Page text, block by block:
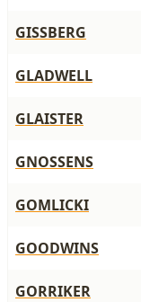
GISSBERG
GLADWELL
GLAISTER
GNOSSENS
GOMLICKI
GOODWINS
GORRIKER